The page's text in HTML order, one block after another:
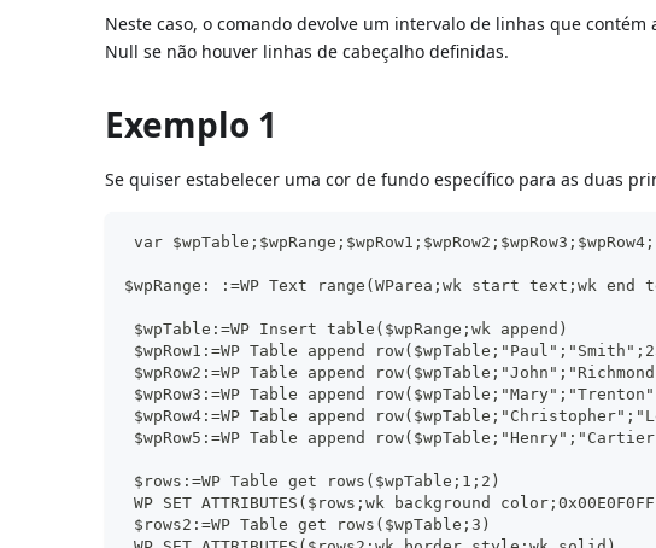
Neste caso, o comando devolve um intervalo de linhas que
Null se não houver linhas de cabeçalho definidas.
Exemplo 1
Se quiser estabelecer uma cor de fundo específico para as duas
var
$wpRange: :=WP Text range(WParea;wk start text;wk end
$wpTable:=WP Insert table($wpRange;wk append)
$wpRow1:=WP Table append
$wpRow2:=WP Table append
$wpRow3:=WP Table append
$wpRow4:=WP Table append
$wpRow5:=WP Table append
$rows:=WP Table get rows($wpTable;1;2)
WP SET ATTRIBUTES($rows;wk background
$rows2:=WP Table get rows($wpTable;3)